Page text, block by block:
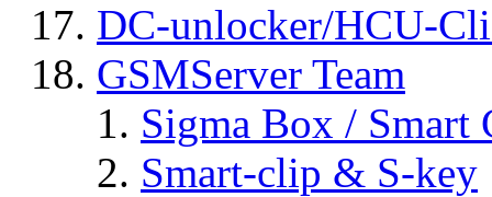
DC-unlocker/HCU-
GSMServer Team
Sigma Box / Smart
Smart-clip & S-key